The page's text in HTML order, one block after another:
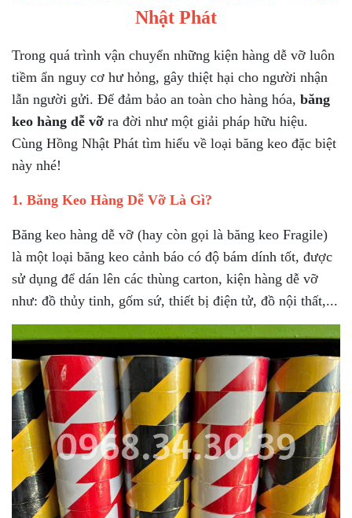
Nhật Phát
Trong quá trình vận chuyển những kiện hàng dễ vỡ luôn
tiềm ẩn nguy cơ hư hỏng, gây thiệt hại cho người nhận
lẫn người gửi. Để đảm bảo an toàn cho hàng hóa, băng
keo hàng dễ vỡ ra đời như một giải pháp hữu hiệu.
Cùng Hồng Nhật Phát tìm hiểu về loại băng keo đặc biệt
này nhé!
1. Băng Keo Hàng Dễ Vỡ Là Gì?
Băng keo hàng dễ vỡ (hay còn gọi là băng keo Fragile)
là một loại băng keo cảnh báo có độ bám dính tốt, được
sử dụng để dán lên các thùng carton, kiện hàng dễ vỡ
như: đồ thủy tinh, gốm sứ, thiết bị điện tử, đồ nội thất,...